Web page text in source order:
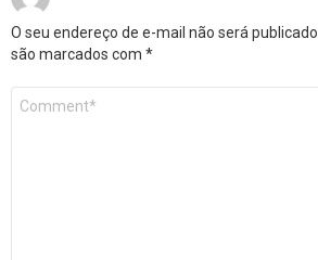
O seu endereço de e-mail não será publicado.
são marcados com *